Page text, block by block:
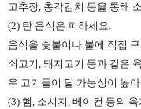
고추장, 총각김치 등을 통해
(2) 탄 음식은 피하세요.
음식을 숯불이나 불에 직접
쇠고기, 돼지고기 등과 같은
우 고기들이 탈 가능성이 높
(3) 햄, 소시지, 베이컨 등의